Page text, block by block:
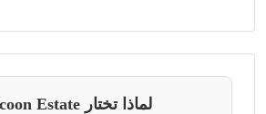
لماذا تختار Tycoon Estate؟